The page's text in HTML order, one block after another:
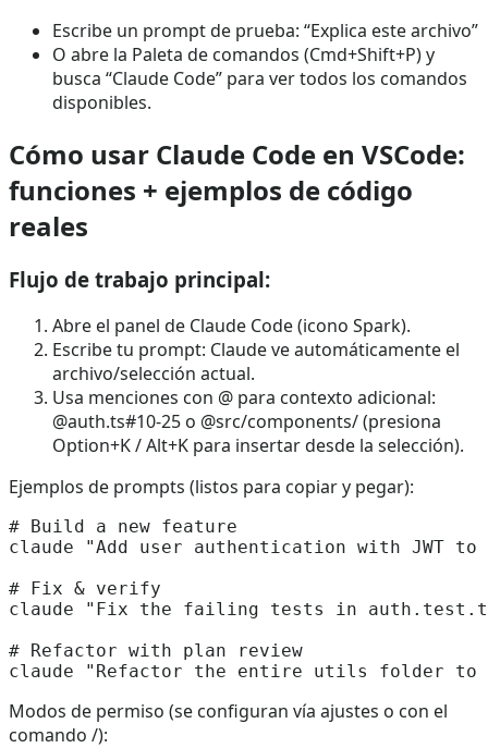
Escribe un prompt de prueba: “Explica este archivo”
O abre la Paleta de comandos (Cmd+Shift+P) y
busca “Claude Code” para ver todos los comandos
disponibles.
Cómo usar Claude Code en VSCode:
funciones + ejemplos de código
reales
Flujo de trabajo principal:
Abre el panel de Claude Code (icono Spark).
Escribe tu prompt: Claude ve automáticamente el
archivo/selección actual.
Usa menciones con @ para contexto adicional:
@auth.ts#10-25 o @src/components/ (presiona
Option+K / Alt+K para insertar desde la selección).
Ejemplos de prompts (listos para copiar y pegar):
# Build a new feature
claude "Add user authentication with JWT
# Fix & verify
claude "Fix the failing tests in
# Refactor with plan review
Modos de permiso (se configuran vía ajustes o con el
comando /):